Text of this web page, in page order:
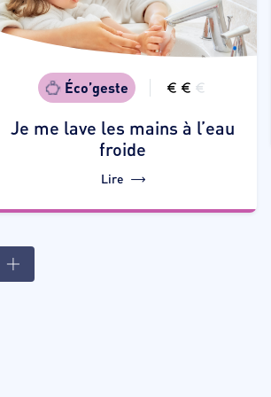
Éco’geste
Je me lave les mains à l’eau
froide
Lire